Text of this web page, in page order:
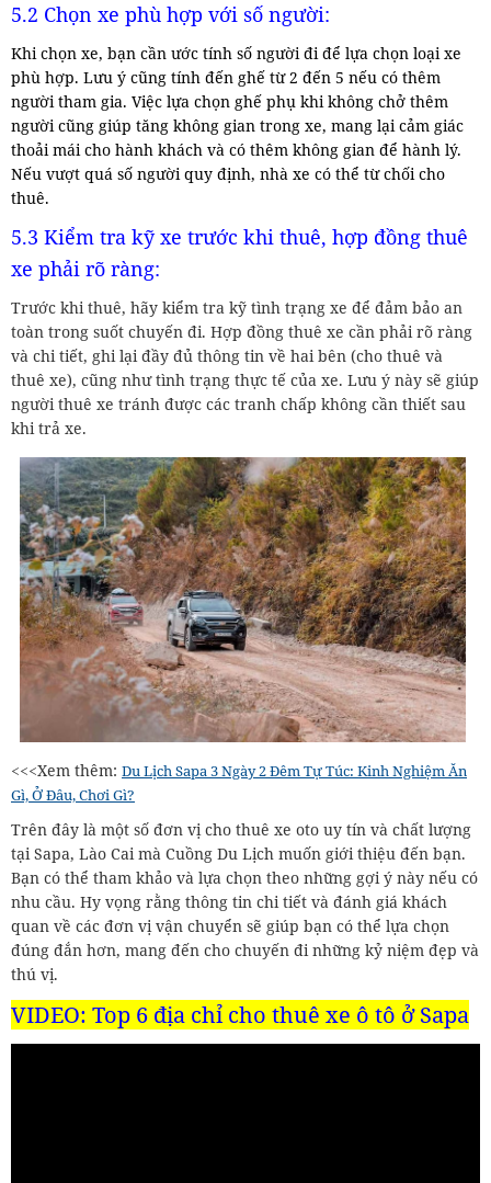
5.2 Chọn xe phù hợp với số người:
Khi chọn xe, bạn cần ước tính số người đi để lựa chọn loại xe
phù hợp. Lưu ý cũng tính đến ghế từ 2 đến 5 nếu có thêm
người tham gia. Việc lựa chọn ghế phụ khi không chở thêm
người cũng giúp tăng không gian trong xe, mang lại cảm giác
thoải mái cho hành khách và có thêm không gian để hành lý.
Nếu vượt quá số người quy định, nhà xe có thể từ chối cho
thuê.
5.3 Kiểm tra kỹ xe trước khi thuê, hợp đồng thuê
xe phải rõ ràng:
Trước khi thuê, hãy kiểm tra kỹ tình trạng xe để đảm bảo an
toàn trong suốt chuyến đi. Hợp đồng thuê xe cần phải rõ ràng
và chi tiết, ghi lại đầy đủ thông tin về hai bên (cho thuê và
thuê xe), cũng như tình trạng thực tế của xe. Lưu ý này sẽ giúp
người thuê xe tránh được các tranh chấp không cần thiết sau
khi trả xe.
<<<Xem thêm: Du Lịch Sapa 3 Ngày 2 Đêm Tự Túc: Kinh Nghiệm Ăn
Gì, Ở Đâu, Chơi Gì?
Trên đây là một số đơn vị cho thuê xe oto uy tín và chất lượng
tại Sapa, Lào Cai mà Cuồng Du Lịch muốn giới thiệu đến bạn.
Bạn có thể tham khảo và lựa chọn theo những gợi ý này nếu có
nhu cầu. Hy vọng rằng thông tin chi tiết và đánh giá khách
quan về các đơn vị vận chuyển sẽ giúp bạn có thể lựa chọn
đúng đắn hơn, mang đến cho chuyến đi những kỷ niệm đẹp và
thú vị.
VIDEO: Top 6 địa chỉ cho thuê xe ô tô ở Sapa